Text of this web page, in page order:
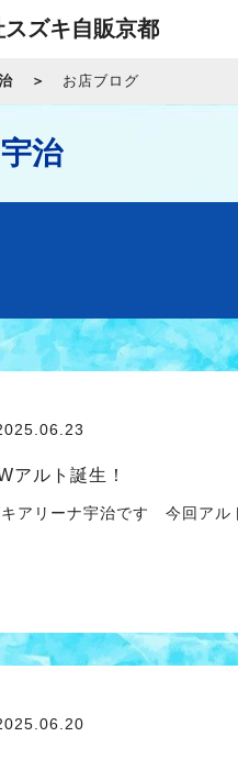
ズキ自販京都
お店ブログ
治
アルト誕生！
アリーナ宇治です 今回アル